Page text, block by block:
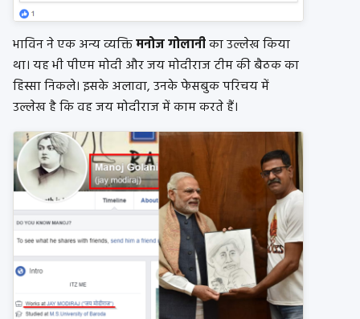
भाविन ने एक अन्य व्यक्तिमनोज गोलानीका उल्लेख किया
था। यह भी पीएम मोदी और जय मोदीराज टीम की बैठक का
हिस्सा निकले। इसके अलावा, उनके फेसबुक परिचय में
उल्लेख है कि वह जय मोदीराज में काम करते हैं।